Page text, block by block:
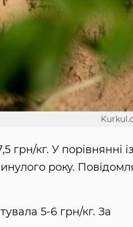
грн/кг. У порівнянні
року.
5-6 грн/кг. За